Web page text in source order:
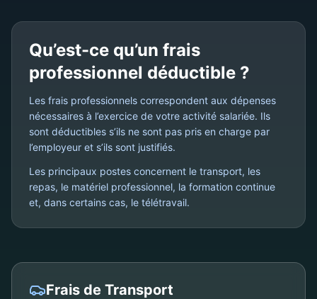
Qu’est-ce qu’un frais
professionnel déductible ?
Les frais professionnels correspondent aux dépenses
nécessaires à l’exercice de votre activité salariée. Ils
sont déductibles s’ils ne sont pas pris en charge par
l’employeur et s’ils sont justifiés.
Les principaux postes concernent le transport, les
repas, le matériel professionnel, la formation continue
et, dans certains cas, le télétravail.
Frais de Transport